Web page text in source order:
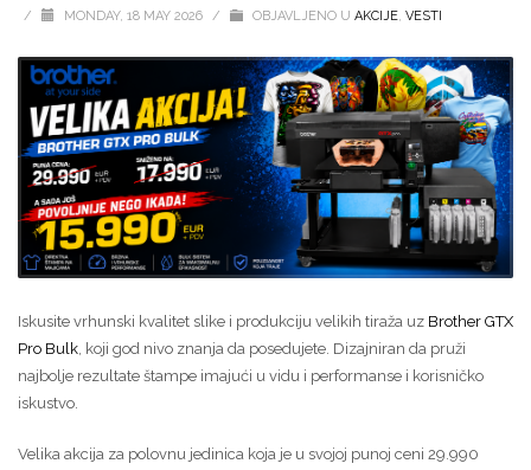
/ MONDAY, 18 MAY 2026 / OBJAVLJENO U AKCIJE, VESTI
Iskusite vrhunski kvalitet slike i produkciju velikih tiraža uz Brother GTX
Pro Bulk , koji god nivo znanja da posedujete. Dizajniran da pruži
najbolje rezultate štampe imajući u vidu i performanse i korisničko
iskustvo.
Velika akcija za polovnu jedinica koja je u svojoj punoj ceni 29.990